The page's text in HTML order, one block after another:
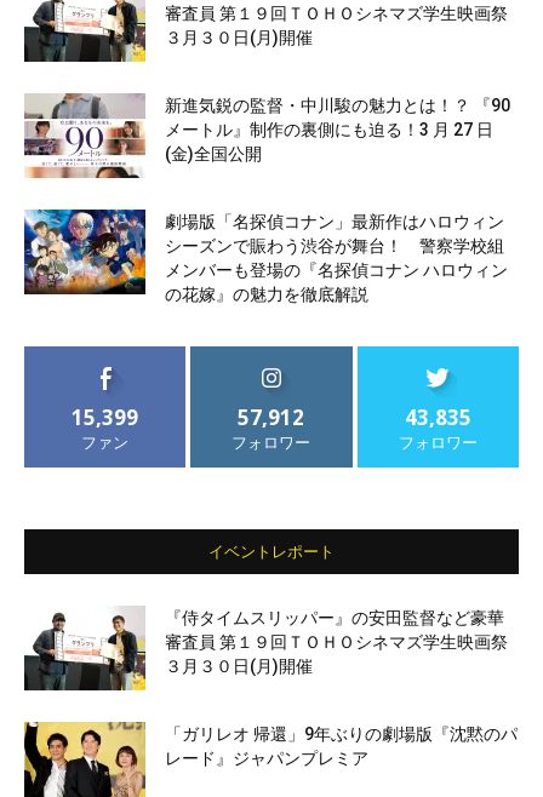
審査員 第１９回ＴＯＨＯシネマズ学生映画祭
３月３０日(月)開催
新進気鋭の監督・中川駿の魅力とは！？ 『90
メートル』制作の裏側にも迫る！3 月 27 日
(金)全国公開
劇場版「名探偵コナン」最新作はハロウィン
シーズンで賑わう渋谷が舞台！ 警察学校組
メンバーも登場の『名探偵コナン ハロウィン
の花嫁』の魅力を徹底解説
15,399
ファン
57,912
フォロワー
43,835
フォロワー
イベントレポート
『侍タイムスリッパー』の安田監督など豪華
審査員 第１９回ＴＯＨＯシネマズ学生映画祭
３月３０日(月)開催
「ガリレオ 帰還」9年ぶりの劇場版『沈黙のパ
レード』ジャパンプレミア